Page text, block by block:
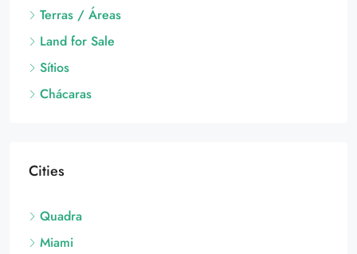
Terras / Áreas
Land for Sale
Sítios
Chácaras
Cities
Quadra
Miami